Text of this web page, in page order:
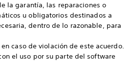
la garantía, las reparaciones o
u obligatorios destinados a
dentro de lo razonable, para
caso de violación de este acuerdo.
el uso por su parte del software